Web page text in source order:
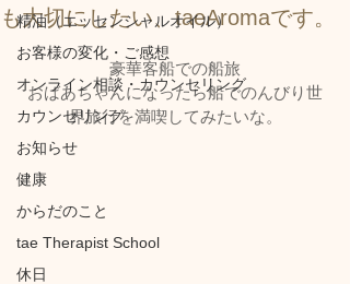
精油（エッセンシャルオイル）
お客様の変化・ご感想
オンライン相談・カウンセリング
カウンセリング
お知らせ
健康
からだのこと
tae Therapist School
休日
も大切にしたい、taeAromaです。
豪華客船での船旅
おばあちゃんになったら船でのんびり世
界旅行を満喫してみたいな。